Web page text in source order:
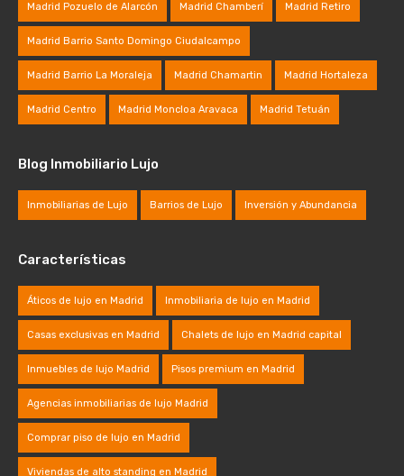
Madrid Pozuelo de Alarcón Madrid Chamberí Madrid Retiro
Madrid Barrio Santo Domingo Ciudalcampo
Madrid Barrio La Moraleja Madrid Chamartin Madrid Hortaleza
Madrid Centro Madrid Moncloa Aravaca Madrid Tetuán
Blog Inmobiliario Lujo
Inmobiliarias de Lujo Barrios de Lujo Inversión y Abundancia
Características
Áticos de lujo en Madrid Inmobiliaria de lujo en Madrid
Casas exclusivas en Madrid Chalets de lujo en Madrid capital
Inmuebles de lujo Madrid Pisos premium en Madrid
Agencias inmobiliarias de lujo Madrid
Comprar piso de lujo en Madrid
Viviendas de alto standing en Madrid